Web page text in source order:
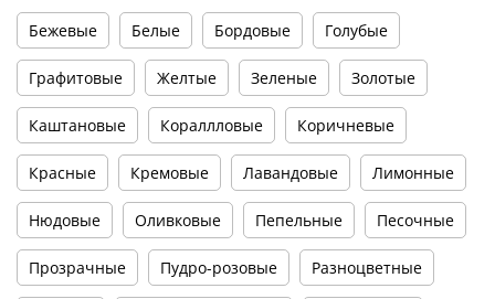
Бежевые Белые Бордовые Голубые
Графитовые Желтые Зеленые Золотые
Каштановые Кораллловые Коричневые
Красные Кремовые Лавандовые Лимонные
Нюдовые Оливковые Пепельные Песочные
Прозрачные Пудро-розовые Разноцветные